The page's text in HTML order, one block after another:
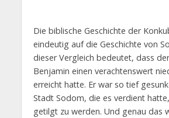
Die biblische Geschichte der
eindeutig auf die Geschichte von
dieser Vergleich bedeutet, dass
Benjamin einen verachtenswert
erreicht hatte. Er war so tief
Stadt Sodom, die es verdient
getilgt zu werden. Und genau das